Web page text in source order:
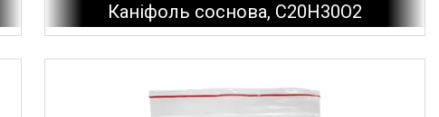
Каніфоль соснова, С20Н30О2